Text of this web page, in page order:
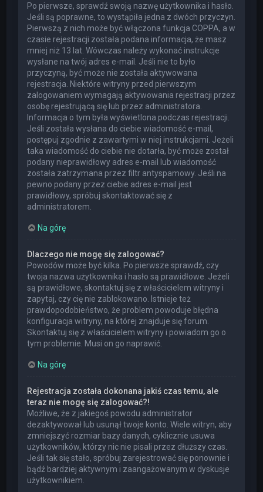
Po pierwsze, sprawdź swoją nazwę użytkownika i hasło.
Jeśli są poprawne, to wystąpiła jedna z dwóch przyczyn.
Pierwszą z nich może być włączona funkcja COPPA, a w
czasie rejestracji została podana informacja, że masz
mniej niż 13 lat. Wówczas należy wykonać instrukcje
wysłane na twój adres e-mail. Jeśli nie to było
przyczyną, być może nie została aktywowana
rejestracja. Niektóre witryny przed pierwszym
zalogowaniem wymagają aktywowania rejestracji przez
osobę rejestrującą się lub przez administratora.
Informacja o tym była wyświetlona podczas rejestracji.
Jeśli została wysłana do ciebie wiadomość e-mail,
postępuj zgodnie z zawartymi w niej instrukcjami. Jeżeli
taka wiadomość do ciebie nie dotarła, być może został
podany nieprawidłowy adres e-mail lub wiadomość
została zatrzymana przez filtr antyspamowy. Jeśli na
pewno podany przez ciebie adres e-mail jest
prawidłowy, spróbuj skontaktować się z
administratorem.
Na górę
Dlaczego nie mogę się zalogować?
Powodów może być kilka. Po pierwsze sprawdź, czy
twoja nazwa użytkownika i hasło są prawidłowe. Jeżeli
są prawidłowe, skontaktuj się z właścicielem witryny i
zapytaj, czy cię nie zablokowano. Istnieje też
prawdopodobieństwo, że problem powoduje błędna
konfiguracja witryny, na której znajduje się forum.
Skontaktuj się z właścicielem witryny i powiadom go o
tym problemie. Musi on go naprawić.
Na górę
Rejestracja została dokonana jakiś czas temu, ale
teraz nie mogę się zalogować?!
Możliwe, że z jakiegoś powodu administrator
dezaktywował lub usunął twoje konto. Wiele witryn, aby
zmniejszyć rozmiar bazy danych, cyklicznie usuwa
użytkowników, którzy nic nie pisali przez dłuższy czas.
Jeśli tak się stało, spróbuj zarejestrować się ponownie i
bądź bardziej aktywnym i zaangażowanym w dyskusje
użytkownikiem.